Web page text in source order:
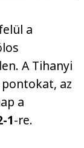
a
A Tihanyi
az
a
1-re.